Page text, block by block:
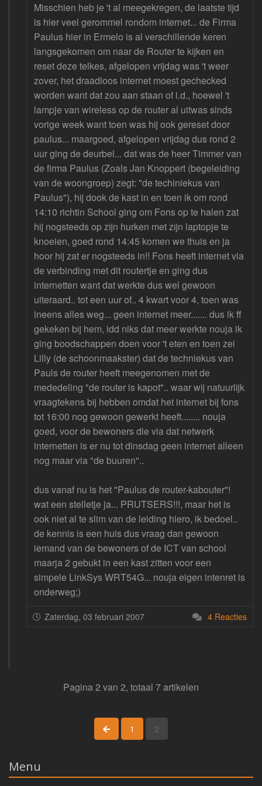
Misschien heb je 't al meegekregen, de laatste tijd
is hier veel gerommel rondom internet... de Firma
Paulus hier in Ermelo is al verschillende keren
langsgekomen om naar de Router te kijken en
reset deze telkes, afgelopen vrijdag was 't weer
zover, het draadloos internet moest gechecked
worden want dat zou aan staan of i.d., hoewel 't
lampje van wireless op de router al uitwas sinds
vorige week want toen was hij ook gereset door
paulus... maargoed, afgelopen vrijdag dus rond 2
uur ging de deurbel... dat was de heer Timmer van
de firma Paulus (Zoals Jan Knoppert (begeleiding
van de woongroep) zegt: "de techiniekus van
Paulus"), hij dook de kast in en toen ik om rond
14:10 richtin School ging om Fons op te halen zat
hij nogsteeds op zijn hurken met zijn laptopje te
knoeien, goed rond 14:45 komen we thuis en ja
hoor hij zat er nogsteeds in!! Fons heeft internet via
de verbinding met dit routertje en ging dus
internetten want dat werkte dus wel gewoon
uiteraard.. tot een uur of.. 4 kwart voor 4, toen was
ineens alles weg... geen internet meer....... dus ik ff
gekeken bij hem, idd niks dat meer werkte nouja ik
ging boodschappen doen voor 't eten en toen zei
Lilly (de schoonmaakster) dat de techniekus van
Pauls de router heeft meegenomen met de
mededeling "de router is kapot".. waar wij natuurlijk
vraagtekens bij hebben omdat het internet bij fons
tot 16:00 nog gewoon gewerkt heeft........ nouja
goed, voor de bewoners die via dat netwerk
internetten is er nu tot dinsdag geen internet alleen
nog maar via "de buuren"..
dus vanaf nu is het "Paulus de router-kabouter"!
wat een stelletje ja... PRUTSERS!!!, maar het is
ook niet al te slim van de leiding hiero, ik bedoel..
de kennis is een huis dus vraag dan gewoon
iemand van de bewoners of de ICT van school
maarja 2 gebukt in een kast zitten voor een
simpele LinkSys WRT54G... nouja eigen intenret is
onderweg;)
Zaterdag, 03 februari 2007 4 Reacties
Pagina 2 van 2, totaal 7 artikelen
vorige pagina
1 2
Menu